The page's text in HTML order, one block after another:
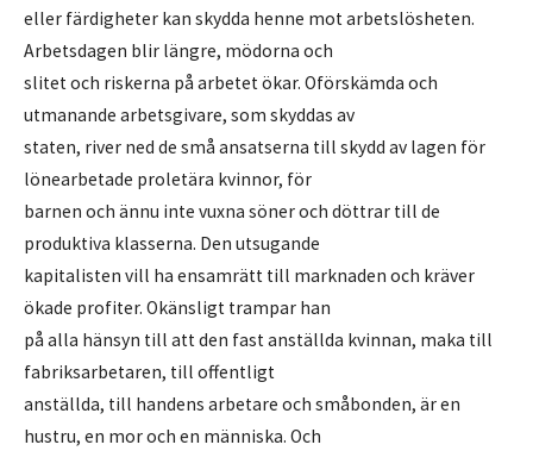
eller färdigheter kan skydda henne mot arbetslösheten.
Arbetsdagen blir längre, mödorna och
slitet och riskerna på arbetet ökar. Oförskämda och
utmanande arbetsgivare, som skyddas av
staten, river ned de små ansatserna till skydd av lagen för
lönearbetade proletära kvinnor, för
barnen och ännu inte vuxna söner och döttrar till de
produktiva klasserna. Den utsugande
kapitalisten vill ha ensamrätt till marknaden och kräver
ökade profiter. Okänsligt trampar han
på alla hänsyn till att den fast anställda kvinnan, maka till
fabriksarbetaren, till offentligt
anställda, till handens arbetare och småbonden, är en
hustru, en mor och en människa. Och